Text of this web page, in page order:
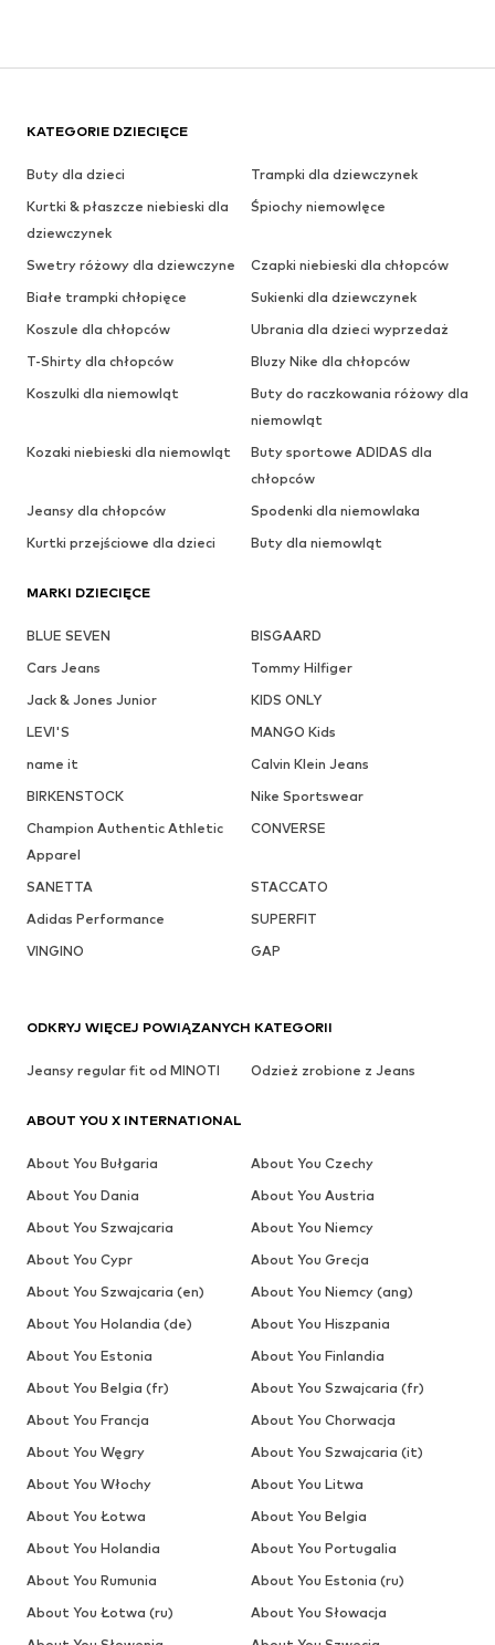
KATEGORIE DZIECIĘCE
Buty dla dzieci
Trampki dla dziewczynek
Kurtki & płaszcze niebieski dla
dziewczynek
Śpiochy niemowlęce
Swetry różowy dla dziewczyne
Czapki niebieski dla chłopców
Białe trampki chłopięce
Sukienki dla dziewczynek
Koszule dla chłopców
Ubrania dla dzieci wyprzedaż
T-Shirty dla chłopców
Bluzy Nike dla chłopców
Koszulki dla niemowląt
Buty do raczkowania różowy dla
niemowląt
Kozaki niebieski dla niemowląt
Buty sportowe ADIDAS dla
chłopców
Jeansy dla chłopców
Spodenki dla niemowlaka
Kurtki przejściowe dla dzieci
Buty dla niemowląt
MARKI DZIECIĘCE
BLUE SEVEN
BISGAARD
Cars Jeans
Tommy Hilfiger
Jack & Jones Junior
KIDS ONLY
LEVI'S
MANGO Kids
name it
Calvin Klein Jeans
BIRKENSTOCK
Nike Sportswear
Champion Authentic Athletic
Apparel
CONVERSE
SANETTA
STACCATO
Adidas Performance
SUPERFIT
VINGINO
GAP
ODKRYJ WIĘCEJ POWIĄZANYCH KATEGORII
Jeansy regular fit od MINOTI Odzież zrobione z Jeans
ABOUT YOU X INTERNATIONAL
About You Bułgaria
About You Czechy
About You Dania
About You Austria
About You Szwajcaria
About You Niemcy
About You Cypr
About You Grecja
About You Szwajcaria (en)
About You Niemcy (ang)
About You Holandia (de)
About You Hiszpania
About You Estonia
About You Finlandia
About You Belgia (fr)
About You Szwajcaria (fr)
About You Francja
About You Chorwacja
About You Węgry
About You Szwajcaria (it)
About You Włochy
About You Litwa
About You Łotwa
About You Belgia
About You Holandia
About You Portugalia
About You Rumunia
About You Estonia (ru)
About You Łotwa (ru)
About You Słowacja